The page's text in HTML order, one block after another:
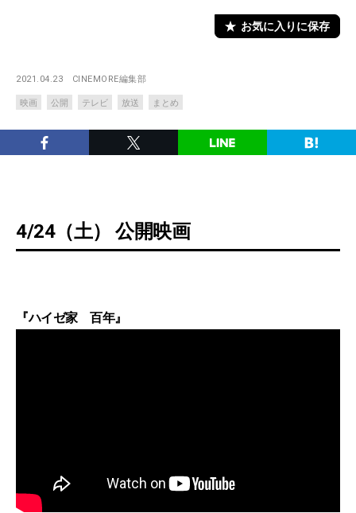
お気に入りに保存
2021.04.23 CINEMORE編集部
映画 公開 テレビ 放送 まとめ
4/24（土） 公開映画
『ハイゼ家 百年』